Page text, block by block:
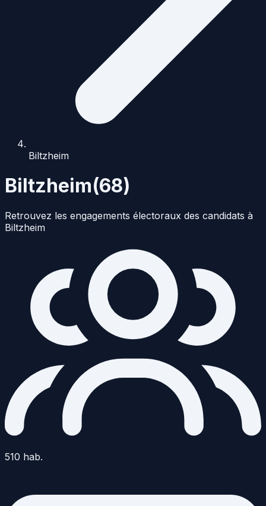
Biltzheim
Biltzheim(68)
Retrouvez les engagements électoraux des candidats à
Biltzheim
510 hab.